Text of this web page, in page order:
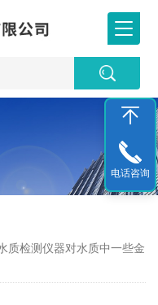
质检测仪器对水质中一些金
电话咨询